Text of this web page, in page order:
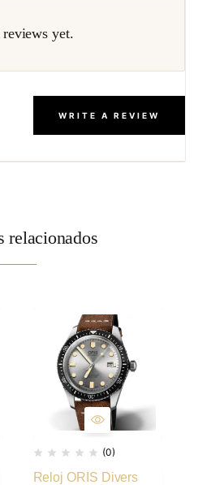
yet.
WRITE A REVIEW
relacionados
(0)
Reloj ORIS Divers